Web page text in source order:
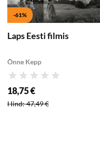
-61%
Laps Eesti filmis
Õnne Kepp
Hinnang
Soodushind
18,75 €
Hind: 47,49 €